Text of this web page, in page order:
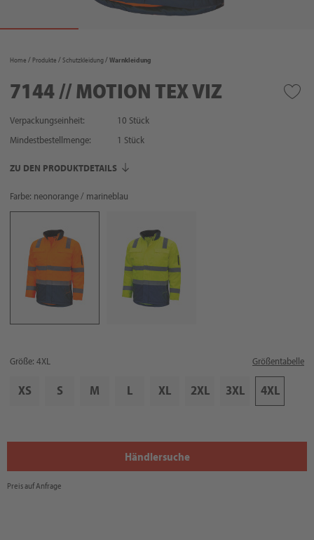
Home Produkte Schutzkleidung Warnkleidung
7144 // MOTION TEX VIZ
Verpackungseinheit:
10 Stück
Mindestbestellmenge:
1 Stück
ZU DEN PRODUKTDETAILS
Farbe: neonorange / marineblau
Größe: 4XL Größentabelle
XS S M L XL 2XL 3XL 4XL
Händlersuche
Preis auf Anfrage